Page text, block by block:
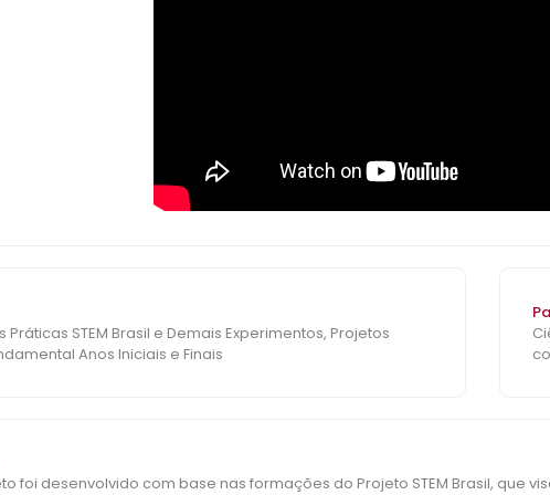
Práticas STEM Brasil e Demais Experimentos, Projetos
Anos Iniciais e Finais
foi desenvolvido com base nas formações do Projeto STEM Brasil, que